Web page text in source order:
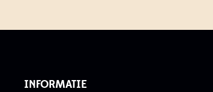
INFORMATIE